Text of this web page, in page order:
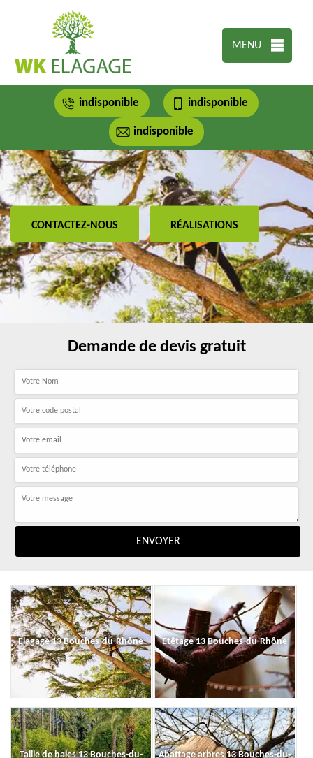
MENU
indisponible indisponible
indisponible
CONTACTEZ-NOUS RÉALISATIONS
Demande de devis gratuit
Elagage 13 Bouches-du-Rhône Etêtage 13 Bouches-du-Rhône
Taille de haies 13 Bouches-du-
Abattage arbres 13 Bouches-du-